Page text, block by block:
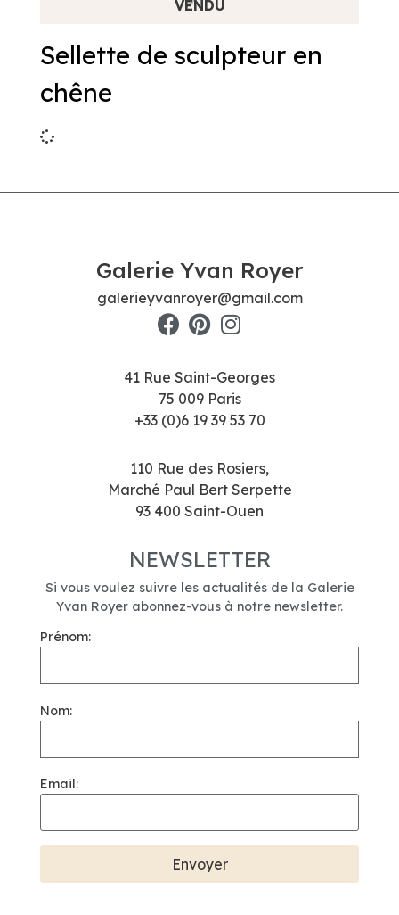
Sellette de sculpteur en
chêne
Galerie Yvan Royer
galerieyvanroyer@gmail.com
41 Rue Saint-Georges
75 009 Paris
+33 (0)6 19 39 53 70
110 Rue des Rosiers,
Marché Paul Bert Serpette
93 400 Saint-Ouen
NEWSLETTER
Si vous voulez suivre les actualités de la Galerie
Yvan Royer abonnez-vous à notre newsletter.
Prénom:
Nom:
Email: